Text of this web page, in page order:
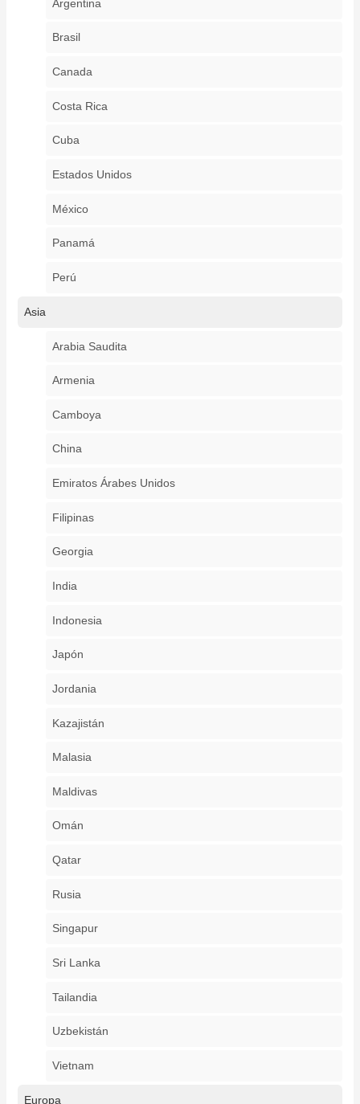
Argentina
Brasil
Canada
Costa Rica
Cuba
Estados Unidos
México
Panamá
Perú
Asia
Arabia Saudita
Armenia
Camboya
China
Emiratos Árabes Unidos
Filipinas
Georgia
India
Indonesia
Japón
Jordania
Kazajistán
Malasia
Maldivas
Omán
Qatar
Rusia
Singapur
Sri Lanka
Tailandia
Uzbekistán
Vietnam
Europa